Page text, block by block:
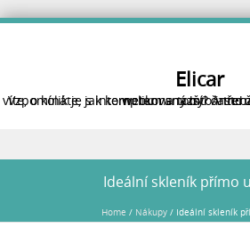
Elicar
Vzpomínáte, jak komplikovaný byl často život před internetem? A víte, o kolik je s internetem snazší? A třeba s pomocí právě
Ideální skleník přímo
Home / Nákupy/ Ideální skleník